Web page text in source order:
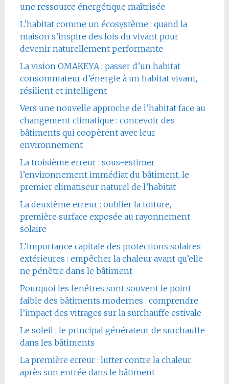
une ressource énergétique maîtrisée
L’habitat comme un écosystème : quand la
maison s’inspire des lois du vivant pour
devenir naturellement performante
La vision OMAKEYA : passer d’un habitat
consommateur d’énergie à un habitat vivant,
résilient et intelligent
Vers une nouvelle approche de l’habitat face au
changement climatique : concevoir des
bâtiments qui coopèrent avec leur
environnement
La troisième erreur : sous-estimer
l’environnement immédiat du bâtiment, le
premier climatiseur naturel de l’habitat
La deuxième erreur : oublier la toiture,
première surface exposée au rayonnement
solaire
L’importance capitale des protections solaires
extérieures : empêcher la chaleur avant qu’elle
ne pénètre dans le bâtiment
Pourquoi les fenêtres sont souvent le point
faible des bâtiments modernes : comprendre
l’impact des vitrages sur la surchauffe estivale
Le soleil : le principal générateur de surchauffe
dans les bâtiments
La première erreur : lutter contre la chaleur
après son entrée dans le bâtiment